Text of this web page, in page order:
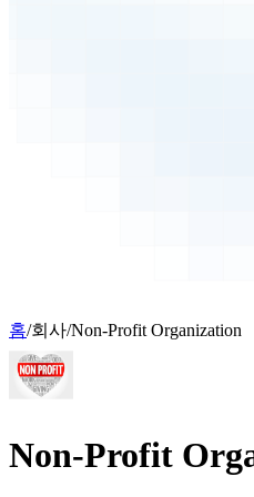
홈/회사/Non-Profit Organization
Non-Profit